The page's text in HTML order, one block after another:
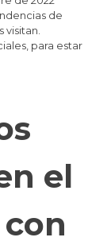
de
para estar
el